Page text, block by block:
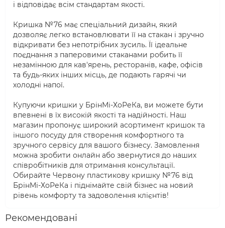
і відповідає всім стандартам якості.
Кришка №76 має спеціальний дизайн, який
дозволяє легко встановлювати її на стакан і зручно
відкривати без непотрібних зусиль. Її ідеальне
поєднання з паперовими стаканами робить її
незамінною для кав'ярень, ресторанів, кафе, офісів
та будь-яких інших місць, де подають гарячі чи
холодні напої.
Купуючи кришки у БрінМі-ХоРеКа, ви можете бути
впевнені в їх високій якості та надійності. Наш
магазин пропонує широкий асортимент кришок та
іншого посуду для створення комфортного та
зручного сервісу для вашого бізнесу. Замовлення
можна зробити онлайн або звернутися до наших
співробітників для отримання консультації.
Обирайте Червону пластикову кришку №76 від
БрінМі-ХоРеКа і піднімайте свій бізнес на новий
рівень комфорту та задоволення клієнтів!
Рекомендовані